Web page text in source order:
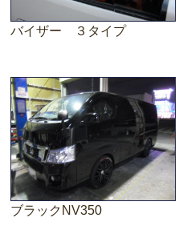
バイザー ３タイプ
ブラックNV350